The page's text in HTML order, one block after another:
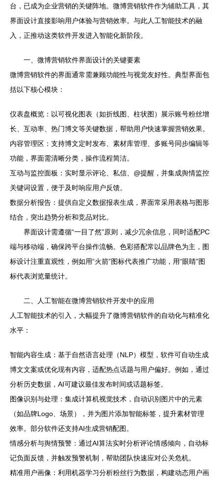
台，已成为企业营销的关键阵地。微博营销软件作为辅助工具，其
界面设计直接影响用户体验与营销效率。与此人工智能技术的融
入，正推动这类软件开发进入智能化新阶段。
一、微博营销软件界面设计的关键要素
微博营销软件的界面通常需兼顾功能性与视觉友好性。典型界面包
括以下核心模块：
仪表盘概览：以可视化图表（如折线图、柱状图）展示账号粉丝增
长、互动率、热门博文等关键数据，帮助用户快速掌握营销效果。
内容管理区：支持博文定时发布、素材库管理、多账号同步编辑等
功能，界面需清晰分类，操作流程简洁。
互动与监控面板：实时显示评论、私信、@提醒，并集成舆情监控
关键词设置，便于及时响应用户反馈。
数据分析报告：提供自定义数据报表生成，界面常采用表格与图形
结合，突出趋势分析和竞品对比。
界面设计需遵循“一目了然”原则，减少冗余信息，同时适配PC
端与移动端，确保跨平台操作流畅。色彩搭配常以品牌色为主，图
标设计注重直观性，例如用“火箭”图标代表推广功能，用“眼睛”图
标代表浏览量统计。
二、人工智能在微博营销软件开发中的应用
人工智能技术的引入，大幅提升了微博营销软件的自动化与精准化
水平：
智能内容生成：基于自然语言处理（NLP）模型，软件可自动生成
博文文案或优化现有内容，适配热点话题与用户偏好。例如，通过
分析历史数据，AI可建议最佳发布时间或话题标签。
图像识别与处理：集成计算机视觉技术，自动识别图片中的元素
（如品牌Logo、场景），并为图片添加智能标签，提升素材管理
效率。部分软件还支持AI生成营销配图。
情感分析与舆情预警：通过AI算法实时分析评论情感倾向，自动标
记负面反馈，并触发预警机制，帮助团队快速应对公关危机。
精准用户画像：利用机器学习分析粉丝行为数据，构建动态用户画